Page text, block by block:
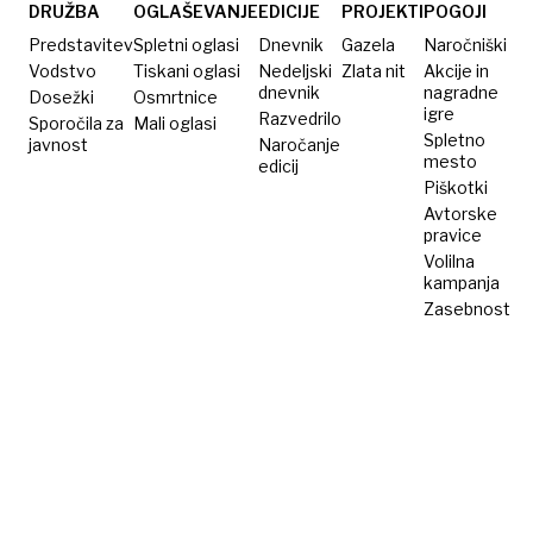
Trumpa
DRUŽBA
Predstavitev
Vodstvo
Dosežki
Sporočila za
javnost
OGLAŠEVANJE
Spletni oglasi
Tiskani oglasi
Osmrtnice
Mali oglasi
EDICIJE
Dnevnik
Nedeljski
dnevnik
Razvedrilo
Naročanje
edicij
PROJEKTI
Gazela
Zlata nit
POGOJI
Naročniški
Akcije in
nagradne
igre
Spletno
mesto
Piškotki
Avtorske
pravice
Volilna
kampanja
Zasebnost